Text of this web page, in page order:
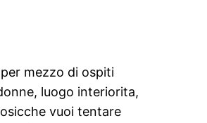
mezzo di ospiti
luogo interiorita,
vuoi tentare